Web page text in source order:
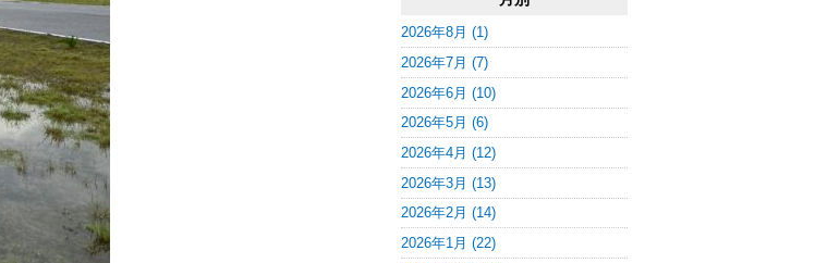
2026年8月 (1)
2026年7月 (7)
2026年6月 (10)
2026年5月 (6)
2026年4月 (12)
2026年3月 (13)
2026年2月 (14)
2026年1月 (22)